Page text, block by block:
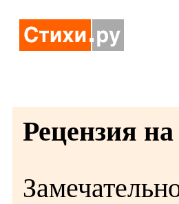
Рецензия на